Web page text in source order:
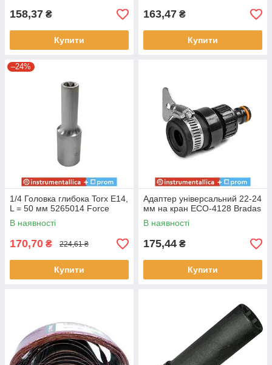
158,37 ₴
Купити
163,47 ₴
Купити
–24%
1/4 Головка глибока Torx E14,
L = 50 мм 5265014 Force
В наявності
170,70 ₴ 224,61 ₴
Купити
Адаптер універсальний 22-24
мм на кран ECO-4128 Bradas
В наявності
175,44 ₴
Купити